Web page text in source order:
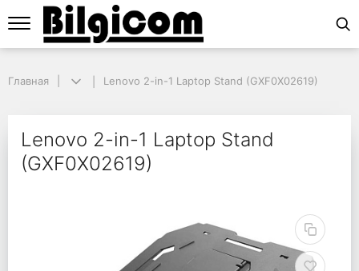
Lenovo 2-in-1 Laptop Stand (GXF0X02619)
Главная Lenovo 2-in-1 Laptop Stand (GXF0X02619)
Lenovo 2-in-1 Laptop Stand
(GXF0X02619)